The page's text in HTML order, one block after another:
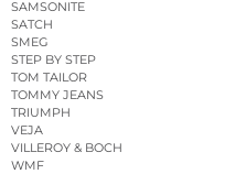
SAMSONITE
SATCH
SMEG
STEP BY STEP
TOM TAILOR
TOMMY JEANS
TRIUMPH
VEJA
VILLEROY & BOCH
WMF